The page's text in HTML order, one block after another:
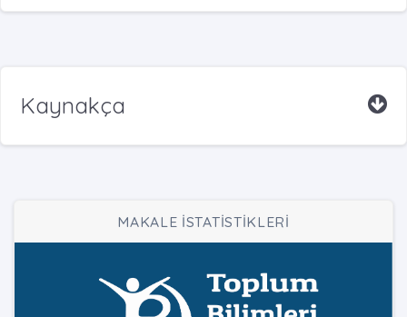
Kaynakça
MAKALE İSTATİSTİKLERİ